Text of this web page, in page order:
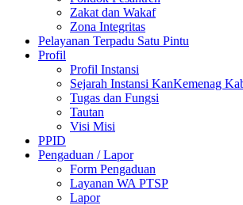
Zakat dan Wakaf
Zona Integritas
Pelayanan Terpadu Satu Pintu
Profil
Profil Instansi
Sejarah Instansi KanKemenag
Tugas dan Fungsi
Tautan
Visi Misi
PPID
Pengaduan / Lapor
Form Pengaduan
Layanan WA PTSP
Lapor